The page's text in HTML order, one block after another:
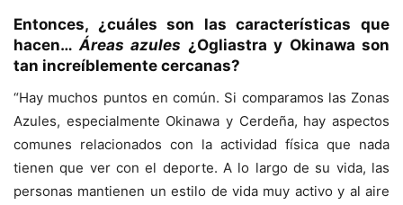
Entonces, ¿cuáles son las características que
hacen… Áreas azules ¿Ogliastra y Okinawa son
tan increíblemente cercanas?
“Hay muchos puntos en común. Si comparamos las Zonas
Azules, especialmente Okinawa y Cerdeña, hay aspectos
comunes relacionados con la actividad física que nada
tienen que ver con el deporte. A lo largo de su vida, las
personas mantienen un estilo de vida muy activo y al aire